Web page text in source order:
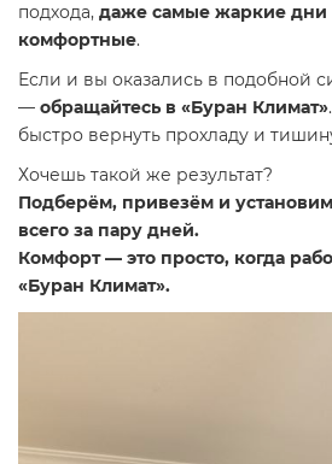
подхода, даже самые жаркие дни
комфортные.
Если и вы оказались в подобной
— обращайтесь в «Буран Климат»
быстро вернуть прохладу и
Хочешь такой же результат?
Подберём, привезём и
всего за пару дней.
Комфорт — это просто, когда
«Буран Климат».